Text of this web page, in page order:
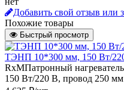
Добавить свой отзыв или
Похожие товары
Быстрый просмотр
ТЭНП 10*300 мм, 150 Вт/
RxMПатронный
150 Вт/220 В, провод 250 мм